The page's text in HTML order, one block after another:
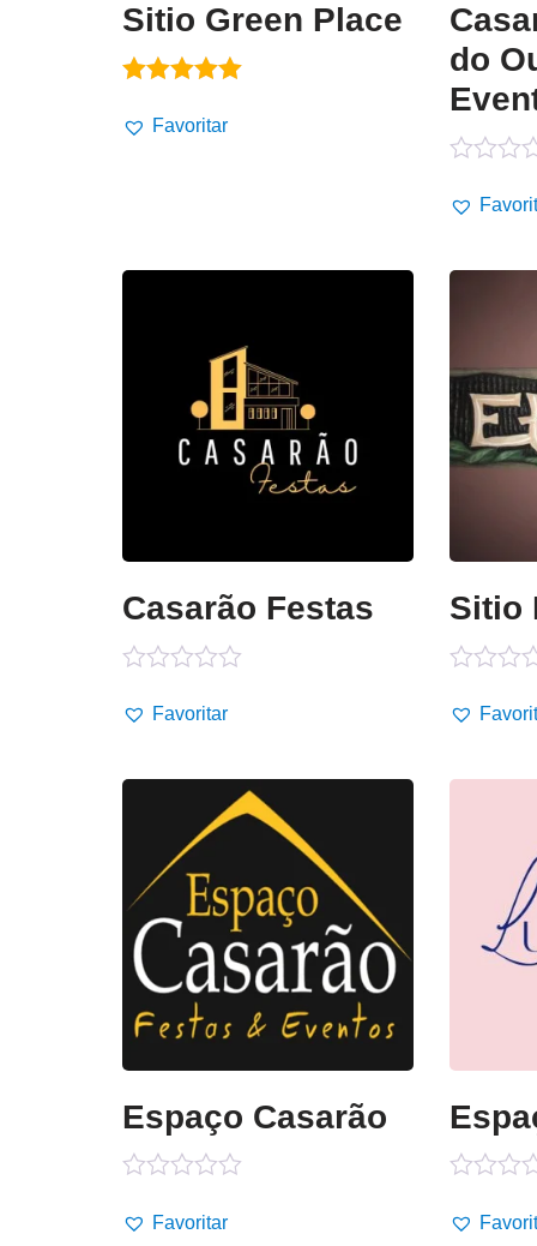
Sitio Green Place
5.00Favoritar
do
0
Casarão Festas
0
Favoritar
Sitio
0
Espaço Casarão
0
Favoritar
0